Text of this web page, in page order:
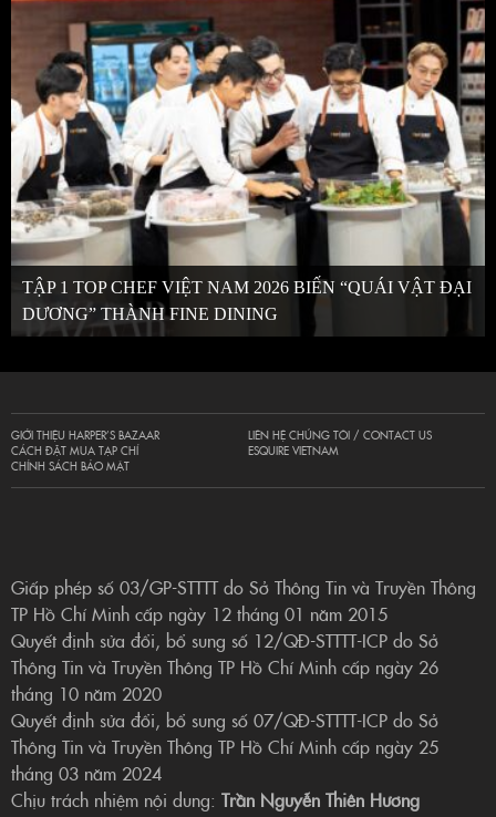
TẬP 1 TOP CHEF VIỆT NAM 2026 BIẾN “QUÁI VẬT ĐẠI
DƯƠNG” THÀNH FINE DINING
GIỚI THIỆU HARPER’S BAZAAR
CÁCH ĐẶT MUA TẠP CHÍ
CHÍNH SÁCH BẢO MẬT
LIÊN HỆ CHÚNG TÔI / CONTACT US
ESQUIRE VIETNAM
Giấp phép số 03/GP-STTTT do Sở Thông Tin và Truyền Thông
TP Hồ Chí Minh cấp ngày 12 tháng 01 năm 2015
Quyết định sửa đổi, bổ sung số 12/QĐ-STTTT-ICP do Sở
Thông Tin và Truyền Thông TP Hồ Chí Minh cấp ngày 26
tháng 10 năm 2020
Quyết định sửa đổi, bổ sung số 07/QĐ-STTTT-ICP do Sở
Thông Tin và Truyền Thông TP Hồ Chí Minh cấp ngày 25
tháng 03 năm 2024
Chịu trách nhiệm nội dung: Trần Nguyễn Thiên Hương